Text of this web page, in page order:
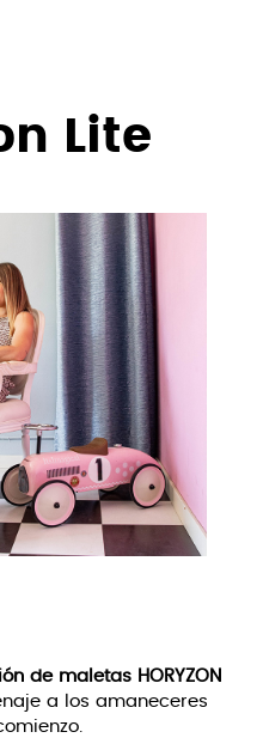
Lite
de maletas HORYZON
a los amaneceres